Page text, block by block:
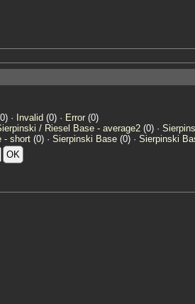
· Invalid (0) · Error (0)
/ Riesel Base - average2(0) ·
- short(0) · Sierpinski Base(0) · Sierpinski